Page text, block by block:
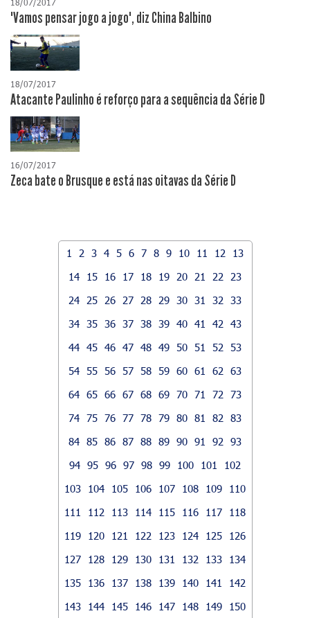
18/07/2017
"Vamos pensar jogo a jogo", diz China Balbino
18/07/2017
Atacante Paulinho é reforço para a sequência da Série D
16/07/2017
Zeca bate o Brusque e está nas oitavas da Série D
1 2 3 4 5 6 7 8 9 10 11 12
13
14
15 16 17 18 19 20 21 22
23
24
25 26 27 28 29 30 31 32
33
34 35 36 37 38 39 40 41 42
43
44 45 46 47 48 49 50 51 52
53
54 55 56 57 58 59 60 61 62
63
64 65 66 67 68 69 70 71 72
73
74 75 76 77 78 79 80 81 82
83
84 85 86 87 88 89 90 91 92
93
94 95 96 97 98 99 100 101
102
103
104 105 106 107 108 109
110
111
112 113 114 115 116 117
118
119
120 121 122 123 124 125
126
127
128 129 130 131 132 133
134
135
136 137 138 139 140 141
142
143
144 145 146 147 148 149
150